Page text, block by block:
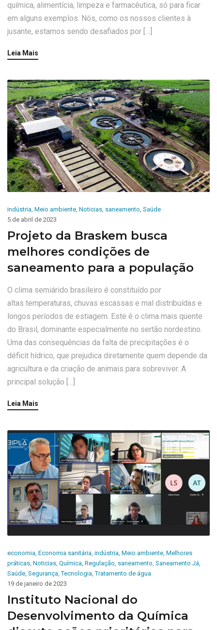
química, alimentícia, limpeza e farmacêutica, só para ficar
em alguns exemplos. Nós, como os nossos clientes à
jusante, estamos sendo desafiados por […]
Leia Mais
indústria Meio ambiente Noticias saneamento Saúde
5 de abril de 2023
Projeto da Braskem busca
melhores condições de
saneamento para a população
O clima semiárido brasileiro é constituído por
altas temperaturas, chuvas escassas e mal distribuídas e
longos períodos de estiagem. Este é o clima mais quente
do Brasil, dominante especialmente no sertão nordestino.
Uma das consequências da falta de precipitações é o
déficit hídrico, que prejudica diretamente quem depende da
agricultura e da criação de animais para sobreviver. A
principal solução […]
Leia Mais
economia, Economia sanitária, indústria, Meio ambiente, Melhores
práticas, Noticias, Química, Regulação, saneamento, Saneamento Já,
Saúde, Segurança,Tecnologia,Tratamento de água
19 de janeiro de 2023
Instituto Nacional do
Desenvolvimento da Química